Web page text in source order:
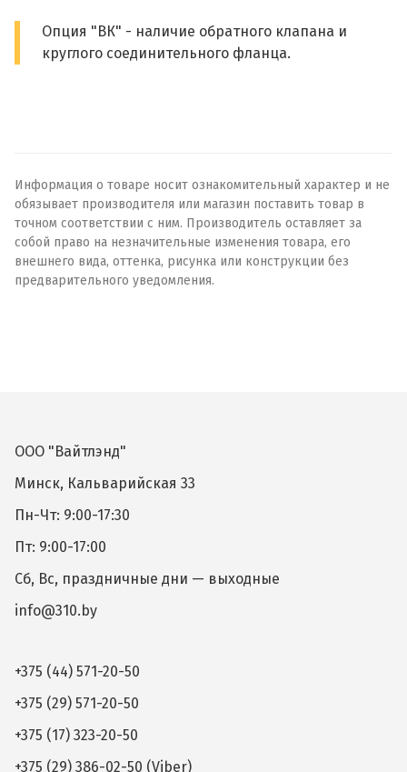
Опция "ВК" - наличие обратного клапана и
круглого соединительного фланца.
Информация о товаре носит ознакомительный характер и не
обязывает производителя или магазин поставить товар в
точном соответствии с ним. Производитель оставляет за
собой право на незначительные изменения товара, его
внешнего вида, оттенка, рисунка или конструкции без
предварительного уведомления.
ООО "Вайтлэнд"
Минск, Кальварийская 33
Пн-Чт: 9:00-17:30
Пт: 9:00-17:00
Сб, Вс, праздничные дни — выходные
info@310.by
+375 (44) 571-20-50
+375 (29) 571-20-50
+375 (17) 323-20-50
+375 (29) 386-02-50 (Viber)